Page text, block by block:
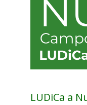
LUDiCa a